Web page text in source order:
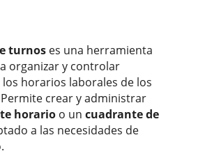
turnoses una herramienta
organizar y controlar
los horarios laborales de los
crear y administrar
horarioo un cuadrante de
a las necesidades de